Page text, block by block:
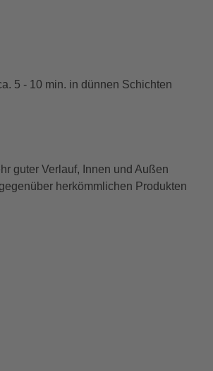
5 - 10 min. in dünnen Schichten
guter Verlauf, Innen und Außen
herkömmlichen Produkten